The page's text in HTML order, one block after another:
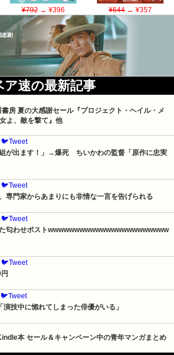
¥792→ ¥396 ¥644→ ¥357
ア速の最新記事
書房 夏の大感謝セール『プロジェクト・ヘイル・メ
よ、敵を撃て』他
🐦Tweet
が出ます！」→爆死　ちいかわの監督「原作に忠実
🐦Tweet
専門家からあまりにも非情な一言を告げられる
🐦Tweet
匂わせポストwwwwwwwwwwwwwwwwwwwwwww
🐦Tweet
🐦Tweet
演技中に惚れてしまった俳優がいる」
本 セール＆キャンペーン中の青年マンガまとめ